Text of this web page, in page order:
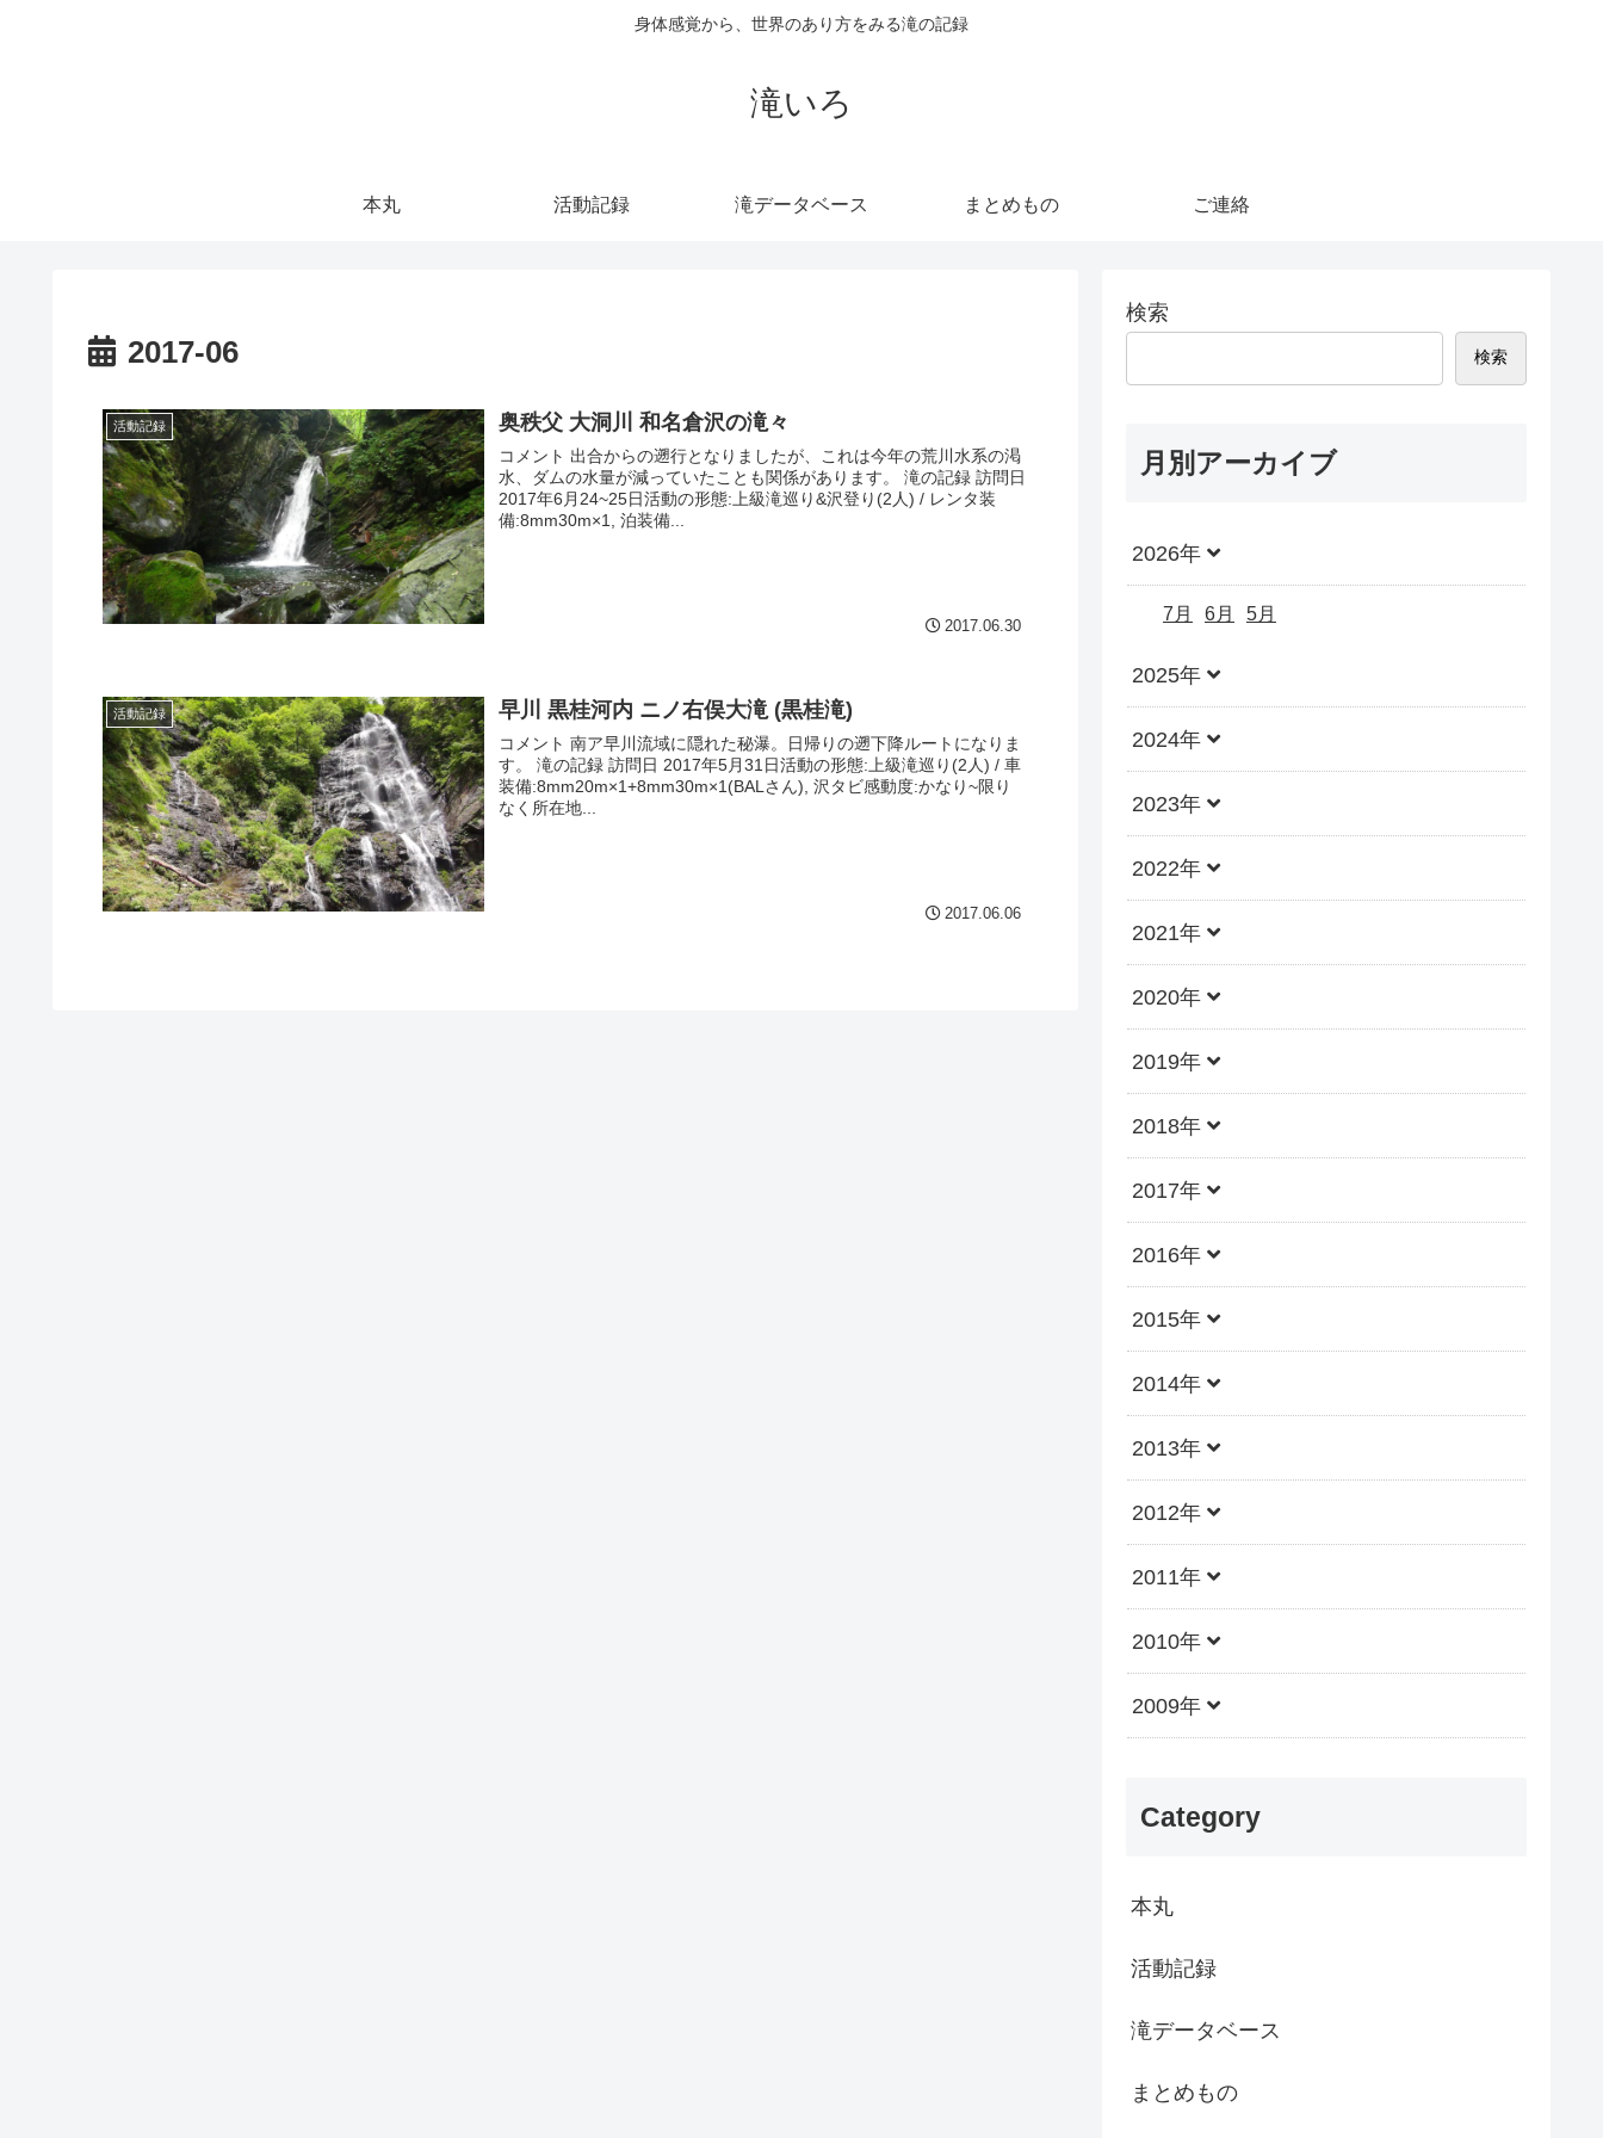
身体感覚から、世界のあり方をみる滝の記録
滝いろ
本丸 活動記録 滝データベース まとめもの ご連絡
2017-06
活動記録 奥秩父 大洞川 和名倉沢の滝々
コメント 出合からの遡行となりましたが、これは今年の荒川水系の渇
水、ダムの水量が減っていたことも関係があります。 滝の記録 訪問日
2017年6月24~25日活動の形態:上級滝巡り&沢登り(2人) / レンタ装
備:8mm30m×1, 泊装備...
2017.06.30
活動記録 早川 黒桂河内 ニノ右俣大滝 (黒桂滝)
コメント 南ア早川流域に隠れた秘瀑。日帰りの遡下降ルートになりま
す。 滝の記録 訪問日 2017年5月31日活動の形態:上級滝巡り(2人) / 車
装備:8mm20m×1+8mm30m×1(BALさん), 沢タビ感動度:かなり~限り
なく所在地...
2017.06.06
検索
検索
月別アーカイブ
2026年
7月 6月 5月
2025年
2024年
2023年
2022年
2021年
2020年
2019年
2018年
2017年
2016年
2015年
2014年
2013年
2012年
2011年
2010年
2009年
Category
本丸
活動記録
滝データベース
まとめもの